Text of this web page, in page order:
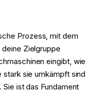
Prozess, mit dem
Zielgruppe
eingibt, wie
sie umkämpft sind
ist das Fundament